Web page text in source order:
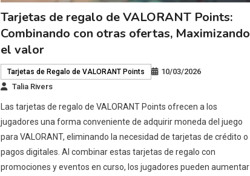
Tarjetas de regalo de VALORANT Points:
Combinando con otras ofertas, Maximizando
el valor
Tarjetas de Regalo de VALORANT Points
10/03/2026
Talia Rivers
Las tarjetas de regalo de VALORANT Points ofrecen a los
jugadores una forma conveniente de adquirir moneda del juego
para VALORANT, eliminando la necesidad de tarjetas de crédito o
pagos digitales. Al combinar estas tarjetas de regalo con
promociones y eventos en curso, los jugadores pueden aumentar